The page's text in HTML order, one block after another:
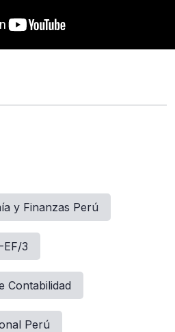
y Finanzas Perú
EF/3
Contabilidad
Perú